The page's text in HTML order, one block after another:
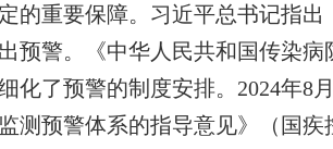
的重要保障。习近平总书记指
预警。《中华人民共和国传染
化了预警的制度安排。2024年8
测预警体系的指导意见》（国